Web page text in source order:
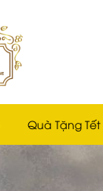
Quà Tặng Tết